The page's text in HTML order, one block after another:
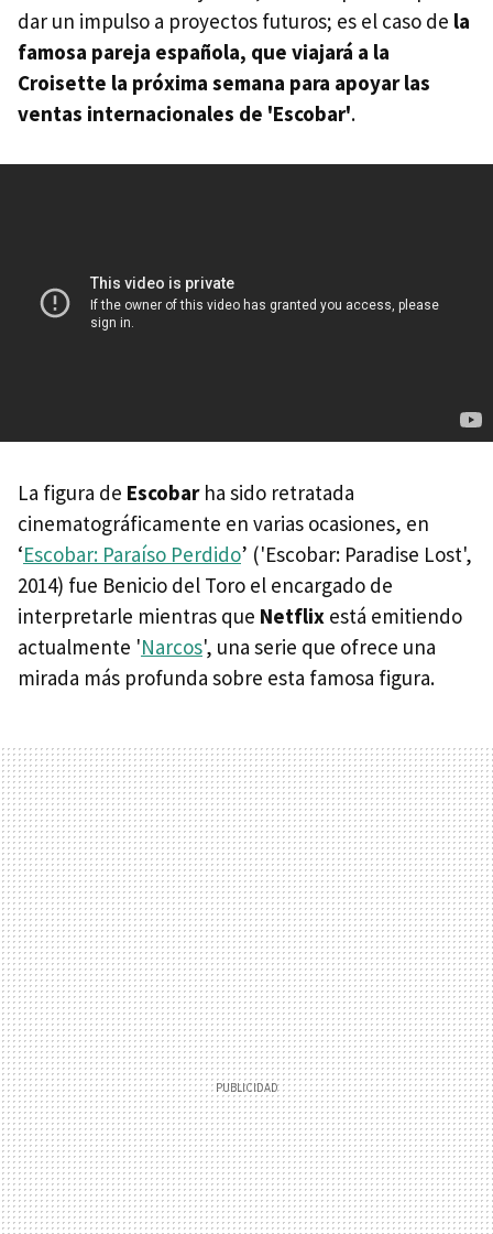
dar un impulso a proyectos futuros; es el caso de la
famosa pareja española, que viajará a la
Croisette la próxima semana para apoyar las
ventas internacionales de 'Escobar'.
La figura de Escobarha sido retratada
cinematográficamente en varias ocasiones, en
‘Escobar: Paraíso Perdido’ ('Escobar: Paradise Lost',
2014) fue Benicio del Toro el encargado de
interpretarle mientras que Netflix está emitiendo
actualmente 'Narcos', una serie que ofrece una
mirada más profunda sobre esta famosa figura.